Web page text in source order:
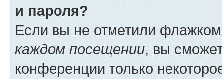
и пароля?
Если вы не отметили
каждом посещении, вы
конференции только